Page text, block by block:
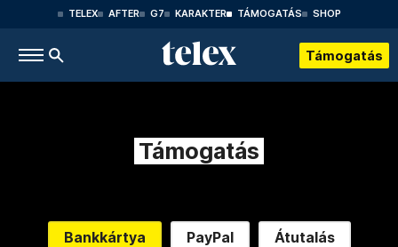
TELEX AFTER G7 KARAKTER TÁMOGATÁS SHOP
Támogatás
Támogatás
Bankkártya PayPal Átutalás